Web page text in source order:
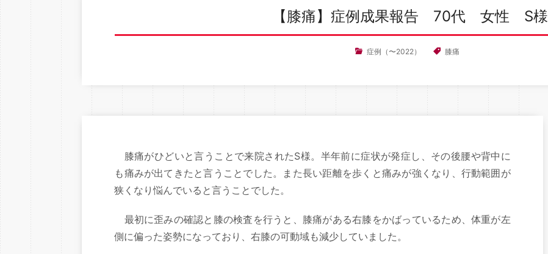
【膝痛】症例成果報告 70代 女性 S様
症例（〜2022） 膝痛
膝痛がひどいと言うことで来院されたS様。半年前に症状が発症し、その後腰や背中に
も痛みが出てきたと言うことでした。また長い距離を歩くと痛みが強くなり、行動範囲が
狭くなり悩んでいると言うことでした。
最初に歪みの確認と膝の検査を行うと、膝痛がある右膝をかばっているため、体重が左
側に偏った姿勢になっており、右膝の可動域も減少していました。